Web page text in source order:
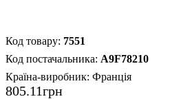
7551
A9F78210
Країна-виробник: Франція
805.11грн